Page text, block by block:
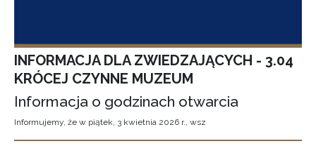
INFORMACJA DLA ZWIEDZAJĄCYCH - 3.04
KRÓCEJ CZYNNE MUZEUM
Informacja o godzinach otwarcia
Informujemy, że w piątek, 3 kwietnia 2026 r., wsz